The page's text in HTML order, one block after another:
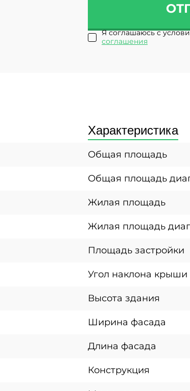
Я соглашаюсь с
соглашения
Характеристика
Общая площадь
Общая площадь
Жилая площадь
Жилая площадь
Площадь застройки
Угол наклона крыши
Высота здания
Ширина фасада
Длина фасада
Конструкция